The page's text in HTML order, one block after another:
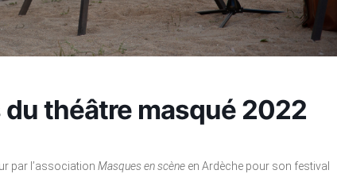
théâtre masqué 2022
par l’association Masques en scène en Ardèche pour son festival